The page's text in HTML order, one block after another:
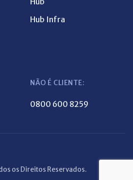
Hub Infra
NÃO É CLIENTE:
0800 600 8259
os Direitos Reservados.